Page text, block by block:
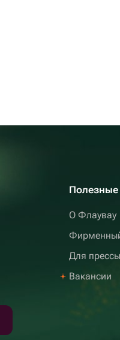
Полезные
О Флаувау
Для прессы
Вакансии